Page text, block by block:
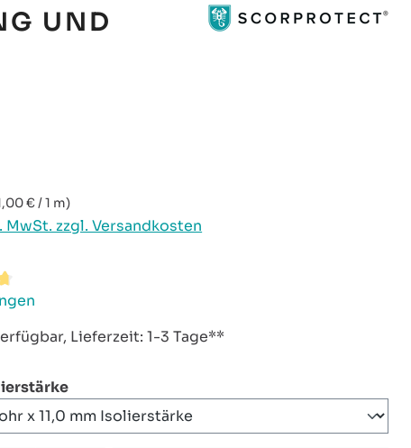
UND
€ / 1 m)
MwSt. zzgl. Versandkosten
Bewertung von 4.83 von 5 Sternen
Lieferzeit: 1-3 Tage**
auswählen